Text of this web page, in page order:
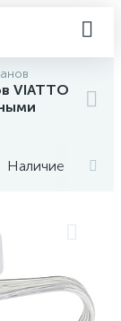
VIATTO
Наличие